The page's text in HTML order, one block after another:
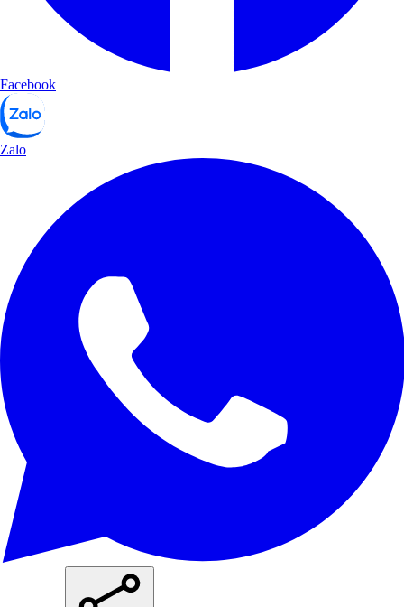
Facebook
Zalo